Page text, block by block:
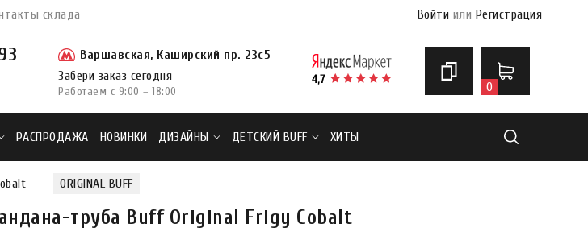
склада Войти или Регистрация
Варшавская, Каширский пр. 23с5
Забери заказ сегодня
Работаем с 9:00 – 18:00 0
РАСПРОДАЖА НОВИНКИ ДИЗАЙНЫ ДЕТСКИЙ BUFF ХИТЫ
ORIGINAL BUFF
труба Buff Original Frigy Cobalt